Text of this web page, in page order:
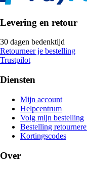
Levering en retour
30 dagen bedenktijd
Retourneer je bestelling
Trustpilot
Diensten
Mijn account
Helpcentrum
Volg mijn bestelling
Bestelling
Kortingscodes
Over